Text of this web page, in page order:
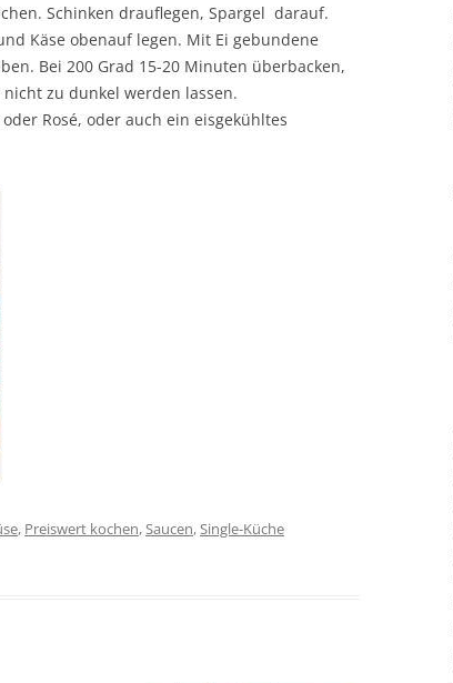
Schinken drauflegen, Spargel darauf.
Käse obenauf legen. Mit Ei gebundene
Bei 200 Grad 15-20 Minuten überbacken,
zu dunkel werden lassen.
Rosé, oder auch ein eisgekühltes
, Preiswert kochen,Saucen,Single-Küche